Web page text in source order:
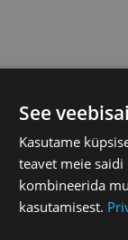
See
Kasutame
teavet meie
kombineerida
kasutamisest.